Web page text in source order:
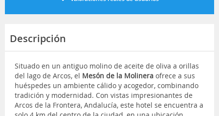
Descripción
Situado en un antiguo molino de aceite de oliva a orillas
del lago de Arcos, el Mesón de la Molinera ofrece a sus
huéspedes un ambiente cálido y acogedor, combinando
tradición y modernidad. Con vistas impresionantes de
Arcos de la Frontera, Andalucía, este hotel se encuentra a